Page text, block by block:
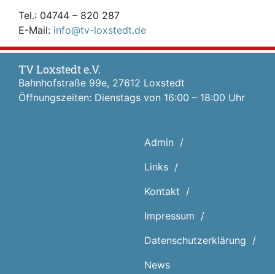
Tel.: 04744 – 820 287
E-Mail: info@tv-loxstedt.de
TV Loxstedt e.V.
Bahnhofstraße 99e, 27612 Loxstedt
Öffnungszeiten: Dienstags von 16:00 – 18:00 Uhr
Admin
Links
Kontakt
Impressum
Datenschutz­erklärung
News